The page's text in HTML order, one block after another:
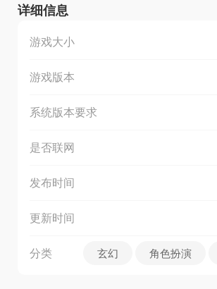
详细信息
游戏大小
游戏版本
系统版本要求
是否联网
发布时间
更新时间
分类 玄幻 角色扮演